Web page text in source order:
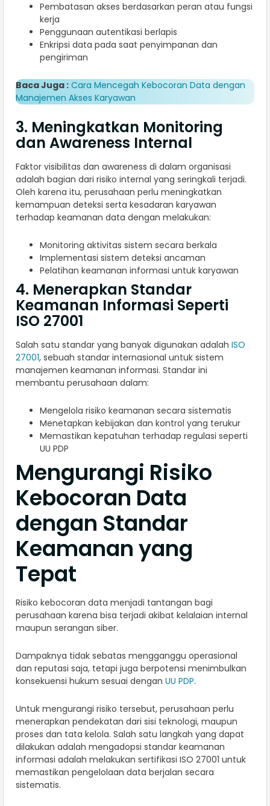
Pembatasan akses berdasarkan peran atau fungsi
kerja
Penggunaan autentikasi berlapis
Enkripsi data pada saat penyimpanan dan
pengiriman
Baca Juga : Cara Mencegah Kebocoran Data dengan
Manajemen Akses Karyawan
3. Meningkatkan Monitoring
dan Awareness Internal
Faktor visibilitas dan awareness di dalam organisasi
adalah bagian dari risiko internal yang seringkali terjadi.
Oleh karena itu, perusahaan perlu meningkatkan
kemampuan deteksi serta kesadaran karyawan
terhadap keamanan data dengan melakukan:
Monitoring aktivitas sistem secara berkala
Implementasi sistem deteksi ancaman
Pelatihan keamanan informasi untuk karyawan
4. Menerapkan Standar
Keamanan Informasi Seperti
ISO 27001
Salah satu standar yang banyak digunakan adalah ISO
27001, sebuah standar internasional untuk sistem
manajemen keamanan informasi. Standar ini
membantu perusahaan dalam:
Mengelola risiko keamanan secara sistematis
Menetapkan kebijakan dan kontrol yang terukur
Memastikan kepatuhan terhadap regulasi seperti
UU PDP
Mengurangi Risiko
Kebocoran Data
dengan Standar
Keamanan yang
Tepat
Risiko kebocoran data menjadi tantangan bagi
perusahaan karena bisa terjadi akibat kelalaian internal
maupun serangan siber.
Dampaknya tidak sebatas mengganggu operasional
dan reputasi saja, tetapi juga berpotensi menimbulkan
konsekuensi hukum sesuai dengan UU PDP.
Untuk mengurangi risiko tersebut, perusahaan perlu
menerapkan pendekatan dari sisi teknologi, maupun
proses dan tata kelola. Salah satu langkah yang dapat
dilakukan adalah mengadopsi standar keamanan
informasi adalah melakukan sertifikasi ISO 27001 untuk
memastikan pengelolaan data berjalan secara
sistematis.